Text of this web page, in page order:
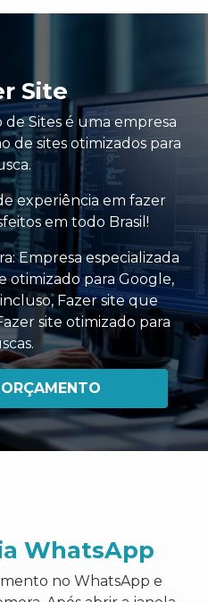
Site
de Sites é uma empresa
de sites otimizados para
experiência em fazer
em todo Brasil!
Empresa especializada
otimizado para Google,
, Fazer site que
site otimizado para
.
WhatsApp
no WhatsApp e